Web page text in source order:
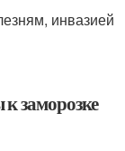
инвазией
заморозке